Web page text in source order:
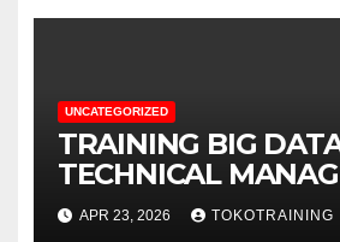
UNCATEGORIZED
TRAINING BIG
TECHNICAL
DECISION MAKERS
APR 23, 2026 TOKOTRAINING